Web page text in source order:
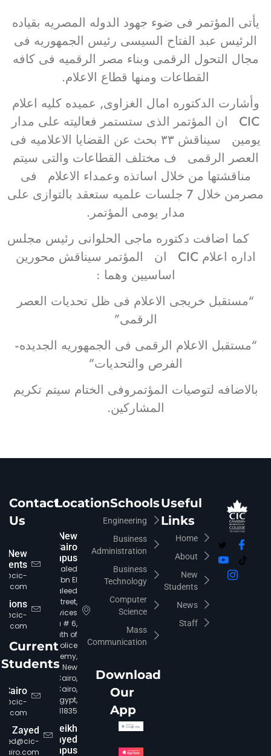
يأتى المؤتمر فى ضوء جهود الدوله المصريه بقياده
الرئيس عبد الفتاح السيسى رئيس الجمهوريه فى
مجال التحول الرقمى وبناء مصر الرقميه فى كافه
القطاعات ومنها قطاع الاعلام.
وأشارت الدكتوره امال الغزاوى, عميده كليه اعلام
CIC ان المؤتمر الذى ستستمر فعاليته على مدار
يومين سيناقش ٣٣ بحث عن القضايا الاعلاميه فى
العصر الرقمى ف مختلف القطاعات والتى سيتم
مناقشتها من خلال اساتذه وعمداء الاعلام فى
مصرمن خلال 7 جلسات علميه ستعقد بالتوازى على
مدار يومى المؤتمر.
كما اضافت دكتوره ماجى الحلوانى رئيس مجلس
اداره اعلام CIC ان المؤتمر سيناقش محورين
اساسيين وهما :
“مستقبل خريجى الاعلام فى ظل تحديات العصر
الرقمى”
“مستقبل الاعلام الرقمى فى الجمهوريه الجديده-
الفرص والتحديات”
بالاضافه لتوصيات المؤتمروفى الختام سيتم تكريم
المشاركين.
Useful
Links
Home
About
New
Students
News
Staff
Schools
Engineering
Business
Administration
Business
Technology
Computer
Science
Mass
Communication
Download
Our
App
Location
New
Cairo
Campus
Khaled
Ibn El
Waleed
Street,
Services
Area # 6,
South of
Police
Academy,
New
Cairo,
Cairo,
Egypt,
11835.
Sheikh
Zayed
Campus
Contact
Us
New
Current
Students
Cairo
Zayed
cairo.com